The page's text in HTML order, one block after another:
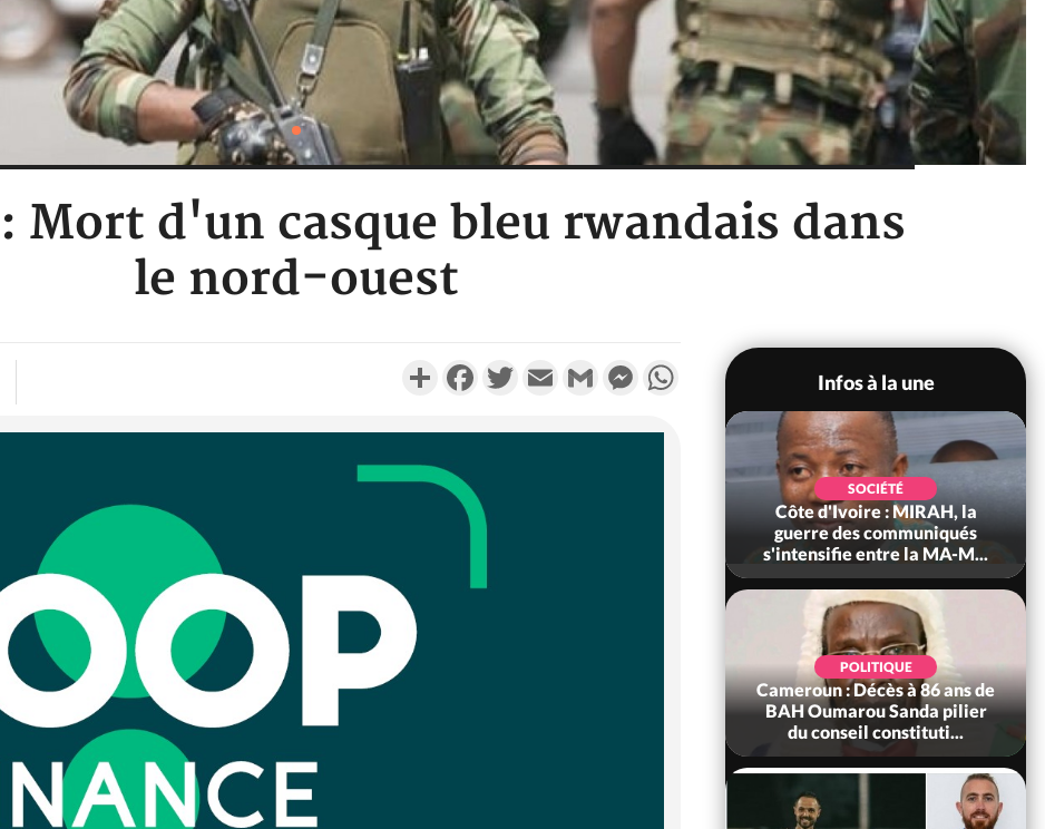
Mort d'un casque bleu rwandais dans
le nord-ouest
PartagerFacebookTwitterEmail Gmail MessengerWhatsApp
Infos à la une
Côte d'Ivoire : Man, deux
personnes périssent dans un
SOCIÉTÉ
Côte d'Ivoire : MIRAH, la
guerre des communiqués
s'intensifie entre la MA-M...
POLITIQUE
Cameroun : Décès à 86 ans de
BAH Oumarou Sanda pilier
du conseil constituti...